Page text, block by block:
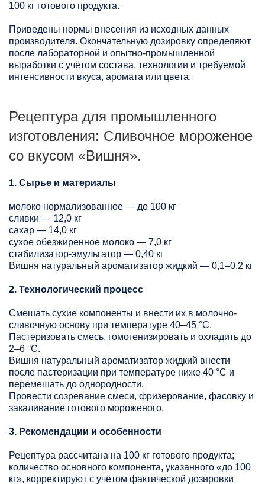
100 кг готового продукта.
Приведены нормы внесения из исходных данных
производителя. Окончательную дозировку определяют
после лабораторной и опытно-промышленной
выработки с учётом состава, технологии и требуемой
интенсивности вкуса, аромата или цвета.
Рецептура для промышленного
изготовления: Сливочное мороженое
со вкусом «Вишня».
1. Сырье и материалы
молоко нормализованное — до 100 кг
сливки — 12,0 кг
сахар — 14,0 кг
сухое обезжиренное молоко — 7,0 кг
стабилизатор-эмульгатор — 0,40 кг
Вишня натуральный ароматизатор жидкий — 0,1–0,2 кг
2. Технологический процесс
Смешать сухие компоненты и внести их в молочно-
сливочную основу при температуре 40–45 °C.
Пастеризовать смесь, гомогенизировать и охладить до
2–6 °C.
Вишня натуральный ароматизатор жидкий внести
после пастеризации при температуре ниже 40 °C и
перемешать до однородности.
Провести созревание смеси, фризерование, фасовку и
закаливание готового мороженого.
3. Рекомендации и особенности
Рецептура рассчитана на 100 кг готового продукта;
количество основного компонента, указанного «до 100
кг», корректируют с учётом фактической дозировки